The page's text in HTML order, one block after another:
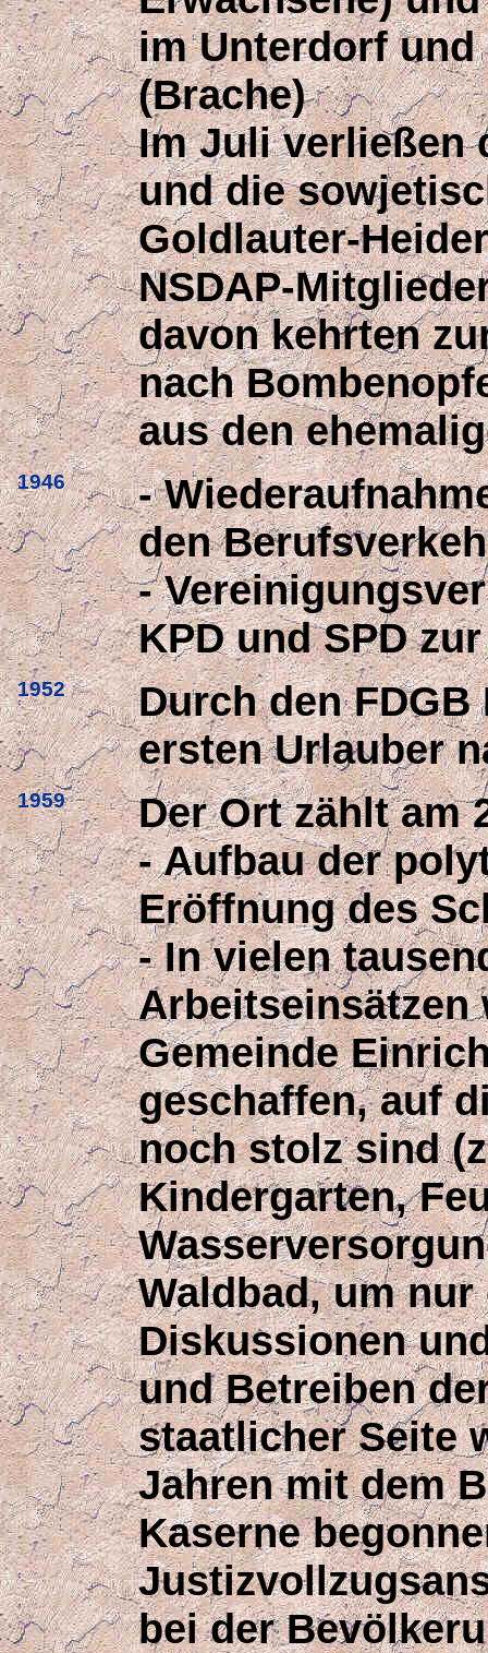
im Unterdorf und
(Brache)
Im Juli verließen
und die
Goldlauter-
NSDAP-
davon kehrten
nach
aus den
1946
-
den
-
KPD und SPD
1952
Durch den
ersten Urlauber
1959
Der Ort zählt am
- Aufbau der
Eröffnung des
- In vielen
Arbeitseinsätzen
Gemeinde
geschaffen, auf
noch stolz sind
Kindergarten,
Waldbad, um
Diskussionen
und Betreiben
staatlicher Seite
Jahren mit dem
Kaserne
bei der